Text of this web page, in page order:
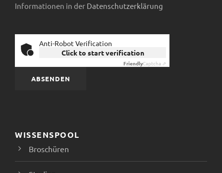
Informationen in der Datenschutzerklärung
Anti-Robot Verification
Click to start verification
FriendlyCaptcha ⇗
WISSENSPOOL
Broschüren